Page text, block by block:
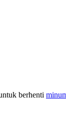
berhenti